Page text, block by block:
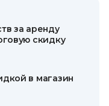
за аренду
скидку
в ​​магазин